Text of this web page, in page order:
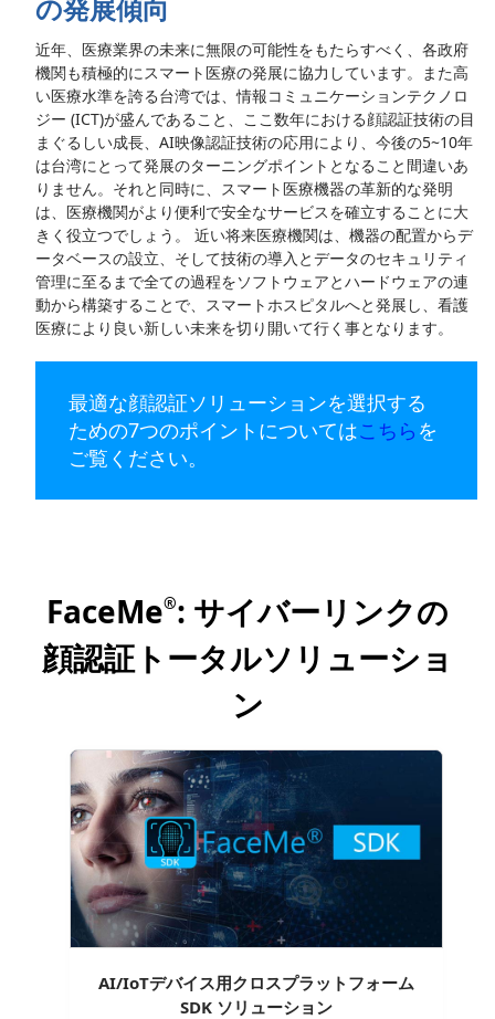
の発展傾向
近年、医療業界の未来に無限の可能性をもたらすべく、各政府
機関も積極的にスマート医療の発展に協力しています。また高
い医療水準を誇る台湾では、情報コミュニケーションテクノロ
ジー (ICT)が盛んであること、ここ数年における顔認証技術の目
まぐるしい成長、AI映像認証技術の応用により、今後の5~10年
は台湾にとって発展のターニングポイントとなること間違いあ
りません。それと同時に、スマート医療機器の革新的な発明
は、医療機関がより便利で安全なサービスを確立することに大
きく役立つでしょう。 近い将来医療機関は、機器の配置からデ
ータベースの設立、そして技術の導入とデータのセキュリティ
管理に至るまで全ての過程をソフトウェアとハードウェアの連
動から構築することで、スマートホスピタルへと発展し、看護
医療により良い新しい未来を切り開いて行く事となります。
最適な顔認証ソリューションを選択する
ための7つのポイントについてはこちら を
ご覧ください。
FaceMe®: サイバーリンクの
顔認証トータルソリューショ
ン
AI/IoTデバイス用クロスプラットフォーム
SDK ソリューション